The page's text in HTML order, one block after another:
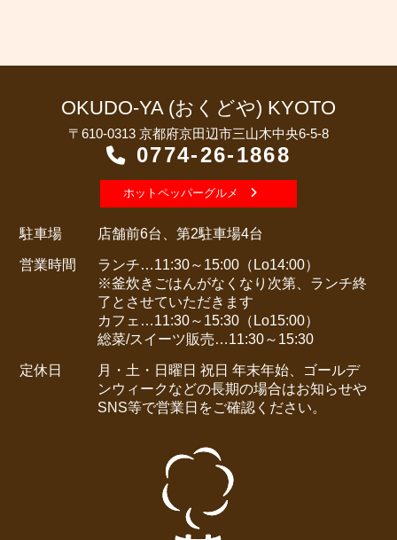
OKUDO-YA (おくどや) KYOTO
〒610-0313 京都府京田辺市三山木中央6-5-8
0774-26-1868
ホットペッパーグルメ
駐車場 店舗前6台、第2駐車場4台
営業時間
ランチ…11:30～15:00（Lo14:00）
※釜炊きごはんがなくなり次第、ランチ終
了とさせていただきます
カフェ…11:30～15:30（Lo15:00）
総菜/スイーツ販売…11:30～15:30
定休日 月・土・日曜日 祝日年末年始、ゴールデ
ンウィークなどの長期の場合はお知らせや
SNS等で営業日をご確認ください。